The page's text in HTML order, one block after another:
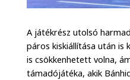
A játékrész utolsó
páros kiskiállítása után
is csökkenhetett volna,
támadójátéka, akik